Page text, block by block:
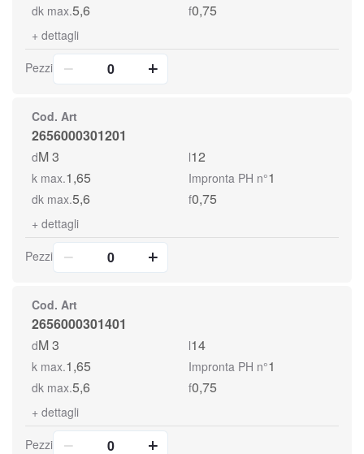
dk max.5,6 f0,75
+ dettagli
Pezzi
Cod. Art
2656000301201
dM 3 l12
k max.1,65 Impronta PH n°1
dk max.5,6 f0,75
+ dettagli
Pezzi
Cod. Art
2656000301401
dM 3 l14
k max.1,65 Impronta PH n°1
dk max.5,6 f0,75
+ dettagli
Pezzi